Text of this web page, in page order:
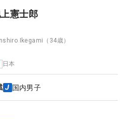
憲士郎
Ikegami （34歳）
日本
国内男子